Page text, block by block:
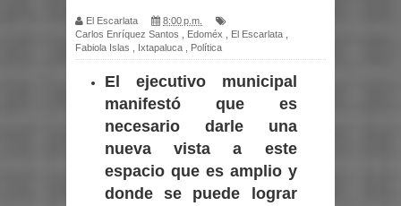
El Escarlata
8:00 p.m.
Carlos Enríquez Santos
Edoméx El Escarlata
Fabiola Islas
Ixtapaluca Política
El ejecutivo municipal
manifestó que es
necesario darle una
nueva vista a este
espacio que es amplio y
donde se puede lograr